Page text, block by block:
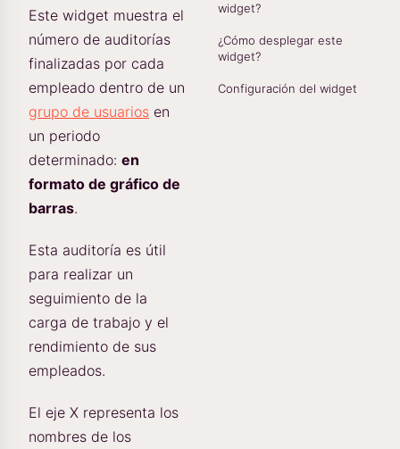
Este widget muestra el
número de auditorías
finalizadas por cada
empleado dentro de un
grupo de usuarios en
un periodo
determinado: en
formato de gráfico de
barras.
Esta auditoría es útil
para realizar un
seguimiento de la
carga de trabajo y el
rendimiento de sus
empleados.
El eje X representa los
nombres de los
widget?
¿Cómo desplegar este
widget?
Configuración del widget